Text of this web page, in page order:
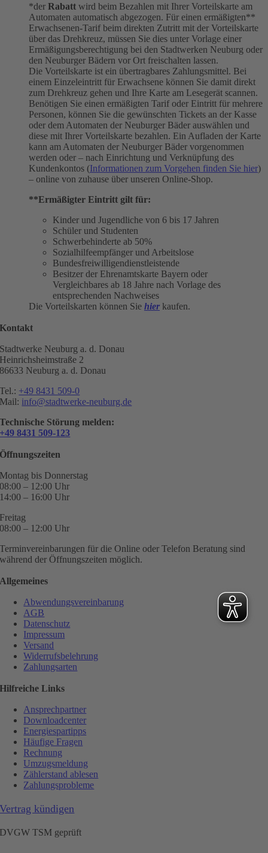
*der Rabatt wird beim Bezahlen mit Ihrer Vorteilskarte am
Automaten automatisch abgezogen. Für einen ermäßigten**
Erwachsenen-Tarif beim direkten Zutritt mit der Vorteilskarte
über das Drehkreuz, müssen Sie dies unter Vorlage einer
Ermäßigungsberechtigung bei den Stadtwerken Neuburg oder
den Neuburger Bädern vor Ort freischalten lassen.
Die Vorteilskarte ist ein übertragbares Zahlungsmittel. Bei
einem Einzeleintritt für Erwachsene können Sie damit direkt
zum Drehkreuz gehen und Ihre Karte am Lesegerät scannen.
Benötigen Sie einen ermäßigten Tarif oder Eintritt für mehrere
Personen, können Sie die gewünschten Tickets an der Kasse
oder dem Automaten der Neuburger Bäder auswählen und
diese mit Ihrer Vorteilskarte bezahlen. Ein Aufladen der Karte
kann am Automaten der Neuburger Bäder vorgenommen
werden oder – nach Einrichtung und Verknüpfung des
Kundenkontos (Informationen zum Vorgehen finden Sie hier)
– online von zuhause über unseren Online-Shop.
**Ermäßigter Eintritt gilt für:
Kinder und Jugendliche von 6 bis 17 Jahren
Schüler und Studenten
Schwerbehinderte ab 50%
Sozialhilfeempfänger und Arbeitslose
Bundesfreiwilligendienstleistende
Besitzer der Ehrenamtskarte Bayern oder
Vergleichbares ab 18 Jahre nach Vorlage des
entsprechenden Nachweises
Die Vorteilskarten können Sie hier kaufen.
Kontakt
Stadtwerke Neuburg a. d. Donau
Heinrichsheimstraße 2
86633 Neuburg a. d. Donau
Tel.: +49 8431 509-0
Mail: info@stadtwerke-neuburg.de
Technische Störung melden:
+49 8431 509-123
Öffnungszeiten
Montag bis Donnerstag
08:00 – 12:00 Uhr
14:00 – 16:00 Uhr
Freitag
08:00 – 12:00 Uhr
Terminvereinbarungen für die Online oder Telefon Beratung sind
während der Öffnungszeiten möglich.
Allgemeines
Abwendungsvereinbarung
AGB
Datenschutz
Impressum
Versand
Widerrufsbelehrung
Zahlungsarten
Hilfreiche Links
Ansprechpartner
Downloadcenter
Energiespartipps
Häufige Fragen
Rechnung
Umzugsmeldung
Zählerstand ablesen
Zahlungsprobleme
Vertrag kündigen
DVGW TSM geprüft